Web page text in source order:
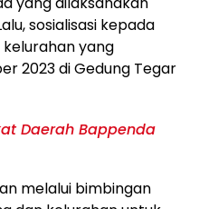
sosialisasi kepada
yang
2023 di Gedung Tegar
Daerah Bappenda
melalui bimbingan